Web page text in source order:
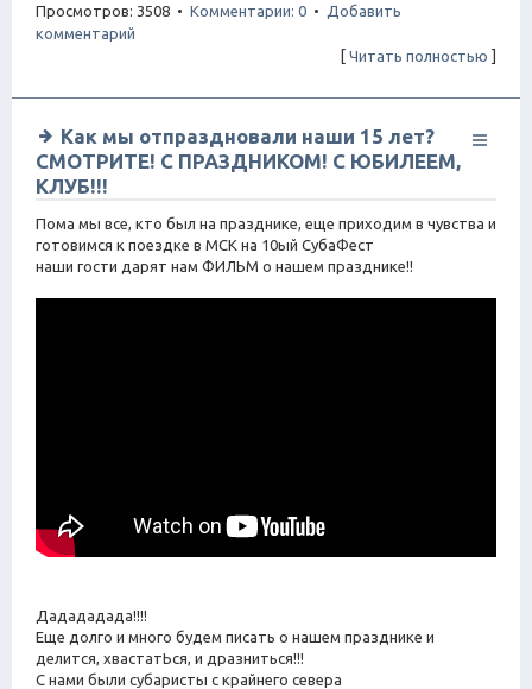
Просмотров: 3508 • Комментарии: 0 •
Добавить
комментарий
[ Читать полностью ]
Как мы отпраздновали наши 15 лет?
СМОТРИТЕ! С ПРАЗДНИКОМ! С ЮБИЛЕЕМ,
КЛУБ!!!
Пома мы все, кто был на празднике, еще приходим в чувства и
готовимся к поездке в МСК на 10ый СубаФест
наши гости дарят нам ФИЛЬМ о нашем празднике!!
Дадададада!!!!
Еще долго и много будем писать о нашем празднике и
делится, хвастатЬся, и дразниться!!!
С нами были субаристы с крайнего севера